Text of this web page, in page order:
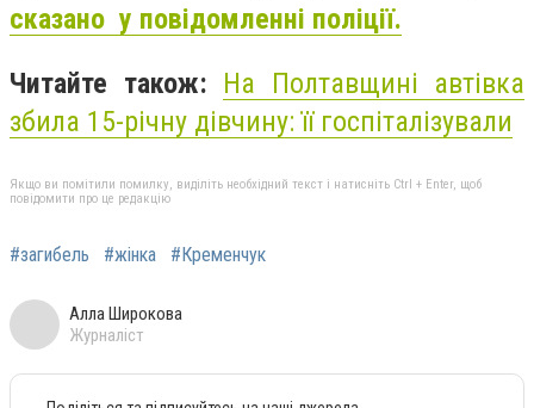
сказано у повідомленні поліції.
Читайте також: На Полтавщині автівка
збила 15-річну дівчину: її госпіталізували
Якщо ви помітили помилку, виділіть необхідний текст і натисніть Ctrl + Enter, щоб
повідомити про це редакцію
#загибель #жінка #Кременчук
Алла Широкова
Журналіст